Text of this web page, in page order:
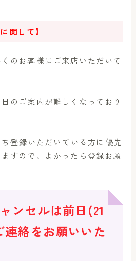
関して】
のお客様にご来店いただいて
のご案内が難しくなっており
登録いただいている方に優先
すので、よかったら登録お願
ンセルは前日(21
絡をお願いいた